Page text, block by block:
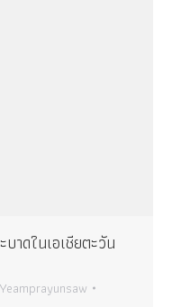
าดในเอเชียตะวัน